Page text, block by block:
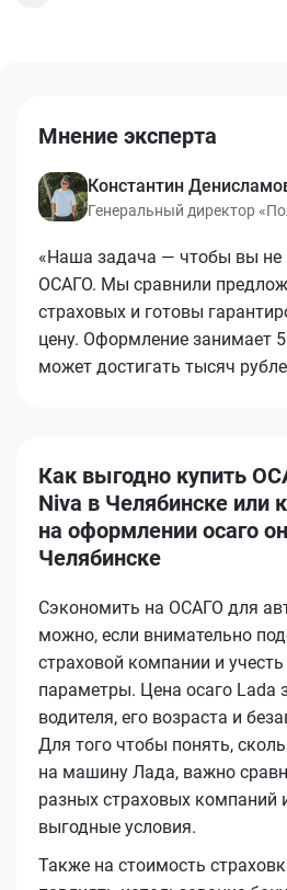
Мнение эксперта
Константин
Генеральный директор
«Наша задача — чтобы вы не
ОСАГО. Мы сравнили
страховых и готовы
цену. Оформление занимает
может достигать тысяч
Как выгодно купить
Niva в Челябинске или
на оформлении осаго
Челябинске
Сэкономить на ОСАГО для
можно, если внимательно
страховой компании и
параметры. Цена осаго Lada
водителя, его возраста и
Для того чтобы понять,
на машину Лада, важно
разных страховых компаний
выгодные условия.
Также на стоимость